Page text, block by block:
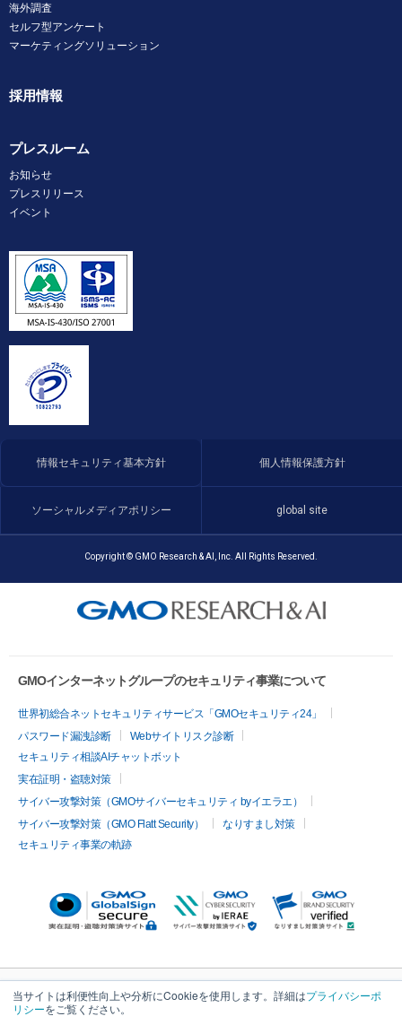
当サイトは利便性向上や分析にCookieを使用します。詳細はプライバシーポ
リシーをご覧ください。
海外調査
セルフ型アンケート
マーケティングソリューション
採用情報
プレスルーム
お知らせ
プレスリリース
イベント
情報セキュリティ基本方針 個人情報保護方針
ソーシャルメディアポリシー global site
Copyright © GMO Research & AI, Inc. All Rights Reserved.
GMOインターネットグループのセキュリティ事業について
世界初総合ネットセキュリティサービス「GMOセキュリティ24」
パスワード漏洩診断
Webサイトリスク診断
セキュリティ相談AIチャットボット
実在証明・盗聴対策
サイバー攻撃対策（GMOサイバーセキュリティ byイエラエ）
サイバー攻撃対策（GMO Flatt Security）
なりすまし対策
セキュリティ事業の軌跡